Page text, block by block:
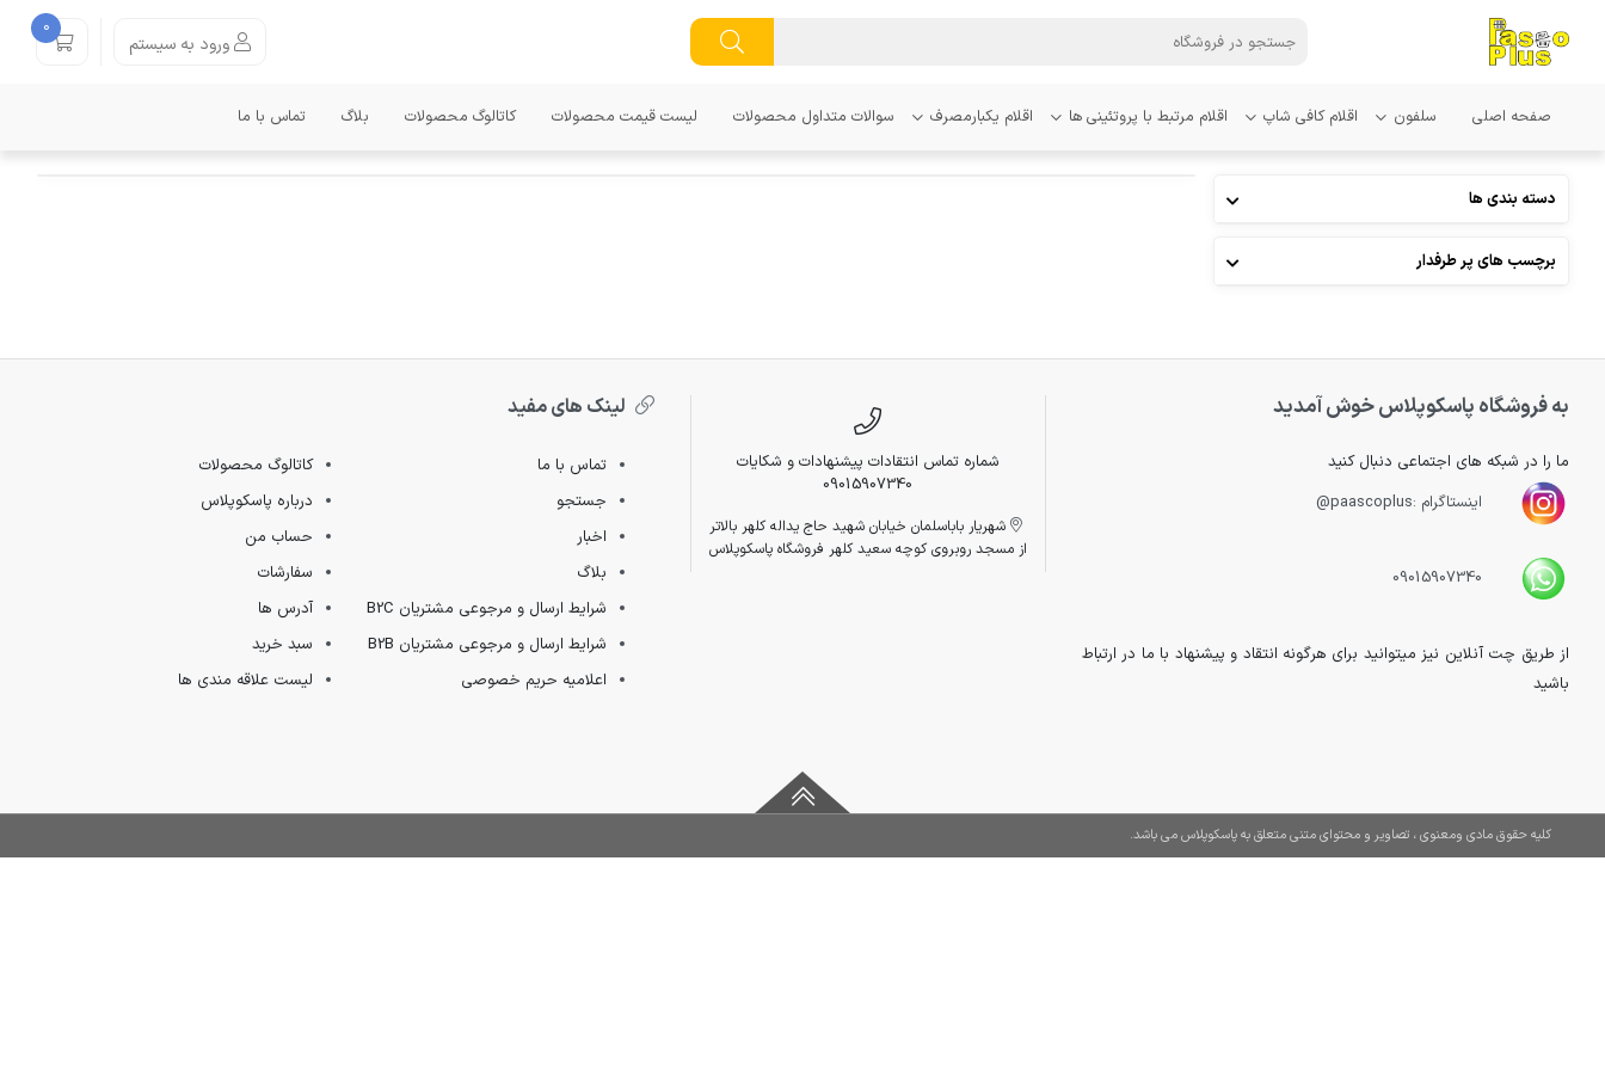
ورود به سیستم
0
صفحه اصلی سلفون اقلام کافی شاپ اقلام مرتبط با پروتئینی ها اقلام یکبارمصرف سوالات متداول محصولات لیست قیمت محصولات کاتالوگ محصولات بلاگ تماس با ما
دسته بندی ها
برچسب های پر طرفدار
به فروشگاه پاسکوپلاس خوش آمدید
ما را در شبکه های اجتماعی دنبال کنید
اینستاگرام :paascoplus@
09015907340
از طریق چت آنلاین نیز میتوانید برای هرگونه انتقاد و پیشنهاد با ما در ارتباط
باشید
شماره تماس انتقادات پیشنهادات و شکایات
09015907340
شهریار باباسلمان خیابان شهید حاج یداله کلهر بالاتر
از مسجد روبروی کوچه سعید کلهر فروشگاه پاسکوپلاس
لینک های مفید
تماس با ما
جستجو
اخبار
بلاگ
شرایط ارسال و مرجوعی مشتریان B2C
شرایط ارسال و مرجوعی مشتریان B2B
اعلامیه حریم خصوصی
کاتالوگ محصولات
درباره پاسکوپلاس
حساب من
سفارشات
آدرس ها
سبد خرید
لیست علاقه مندی ها
کلیه حقوق مادی ومعنوی ، تصاویر و محتوای متنی متعلق به پاسکوپلاس می باشد.